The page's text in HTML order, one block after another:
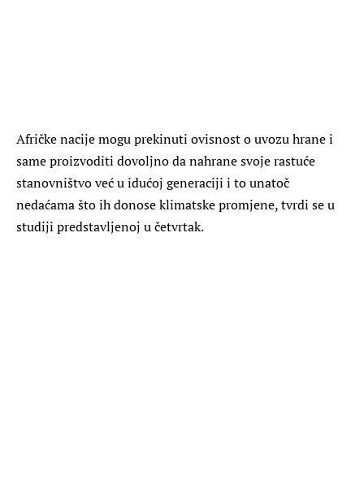
Afričke nacije mogu prekinuti ovisnost o uvozu hrane i
same proizvoditi dovoljno da nahrane svoje rastuće
stanovništvo već u idućoj generaciji i to unatoč
nedaćama što ih donose klimatske promjene, tvrdi se u
studiji predstavljenoj u četvrtak.